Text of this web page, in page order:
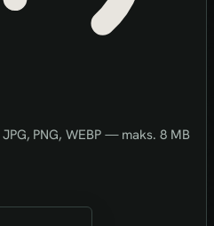
JPG, PNG, WEBP — maks. 8 MB